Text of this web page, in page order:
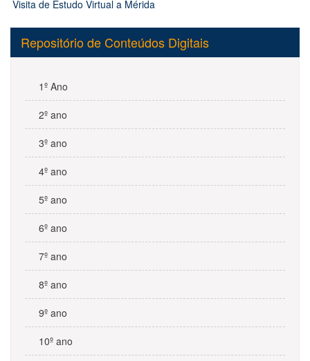
Visita de Estudo Virtual a Mérida
Repositório de Conteúdos Digitais
1º Ano
2º ano
3º ano
4º ano
5º ano
6º ano
7º ano
8º ano
9º ano
10º ano